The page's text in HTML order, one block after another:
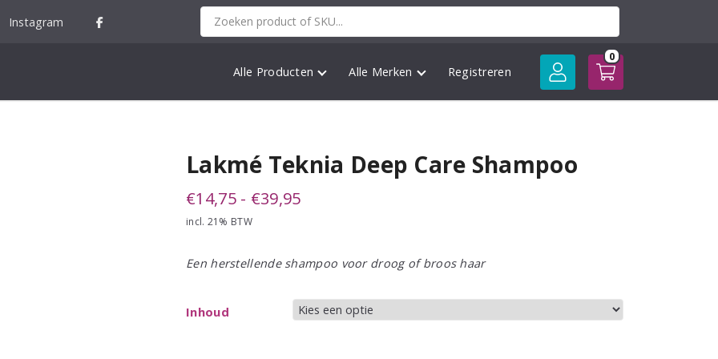
Instagram
Alle Producten Alle Merken Registreren
0
Lakmé Teknia Deep Care Shampoo
€14,75 - €39,95Prijsklasse:
incl. 21% BTW
Een herstellende shampoo voor droog of broos haar
Inhoud